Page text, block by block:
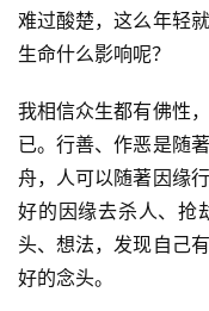
难过酸楚，这么年轻
生命什么影响呢？
我相信众生都有佛性
已。行善、作恶是随
舟，人可以随著因缘
好的因缘去杀人、抢
头、想法，发现自己
好的念头。